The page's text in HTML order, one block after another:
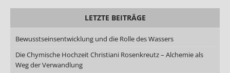
LETZTE BEITRÄGE
Bewusstseinsentwicklung und die Rolle des Wassers
Die Chymische Hochzeit Christiani Rosenkreutz – Alchemie als
Weg der Verwandlung